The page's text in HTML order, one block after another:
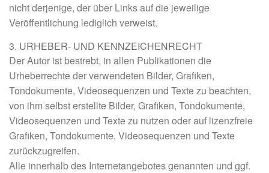
nicht derjenige, der über Links auf die jeweilige
Veröffentlichung lediglich verweist.
3. URHEBER- UND KENNZEICHENRECHT
Der Autor ist bestrebt, in allen Publikationen die
Urheberrechte der verwendeten Bilder, Grafiken,
Tondokumente, Videosequenzen und Texte zu beachten,
von ihm selbst erstellte Bilder, Grafiken, Tondokumente,
Videosequenzen und Texte zu nutzen oder auf lizenzfreie
Grafiken, Tondokumente, Videosequenzen und Texte
zurückzugreifen.
Alle innerhalb des Internetangebotes genannten und ggf.